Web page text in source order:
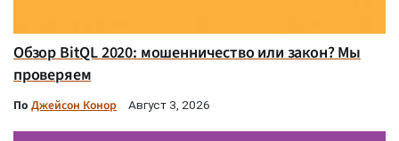
Обзор BitQL 2020: мошенничество или закон? Мы
проверяем
По Джейсон Конор Август 3, 2026